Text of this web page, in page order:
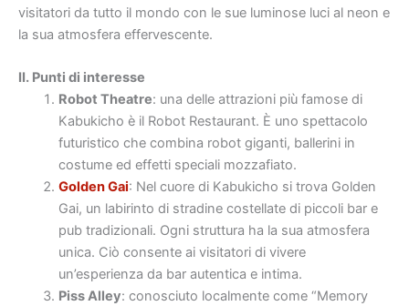
visitatori da tutto il mondo con le sue luminose luci al neon e
la sua atmosfera effervescente.
II. Punti di interesse
Robot Theatre: una delle attrazioni più famose di
Kabukicho è il Robot Restaurant. È uno spettacolo
futuristico che combina robot giganti, ballerini in
costume ed effetti speciali mozzafiato.
Golden Gai: Nel cuore di Kabukicho si trova Golden
Gai, un labirinto di stradine costellate di piccoli bar e
pub tradizionali. Ogni struttura ha la sua atmosfera
unica. Ciò consente ai visitatori di vivere
un’esperienza da bar autentica e intima.
Piss Alley: conosciuto localmente come “Memory